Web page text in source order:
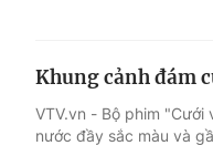
Khung cảnh đám
VTV.vn - Bộ phim
nước đầy sắc màu và